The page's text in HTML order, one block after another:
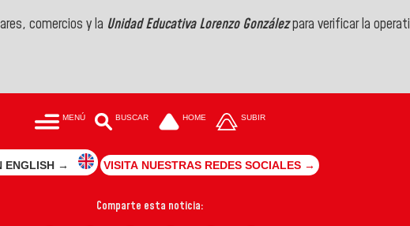
comercios y la Unidad Educativa Lorenzo Gonzálezpara verificar la
MENÚ BUSCAR HOME SUBIR
ENGLISH → VISITA NUESTRAS REDES SOCIALES →
Comparte esta noticia: